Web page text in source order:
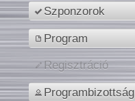
Szponzorok
Program
Regisztráció
Programbizottság